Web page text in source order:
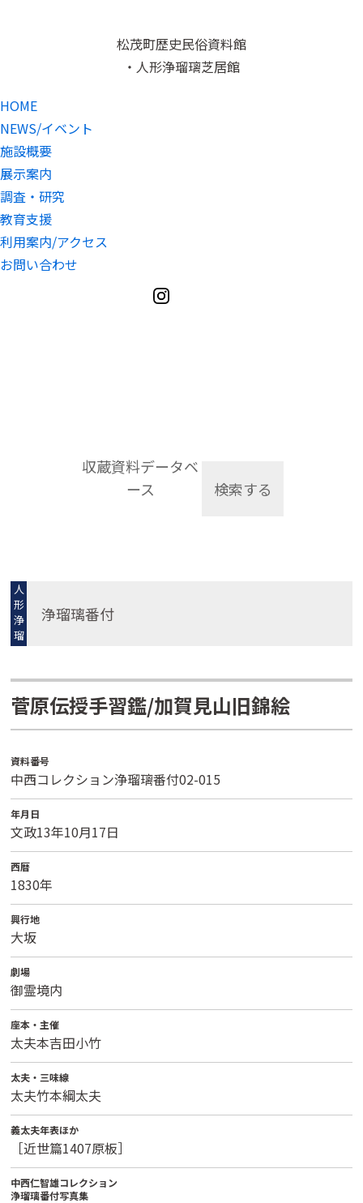
松茂町歴史民俗資料館
・人形浄瑠璃芝居館
HOME
NEWS/イベント
施設概要
展示案内
調査・研究
教育支援
利用案内/アクセス
お問い合わせ
収蔵資料データベ
ース
検索する
人
形
浄
瑠
璃
浄瑠璃番付
菅原伝授手習鑑/加賀見山旧錦絵
資料番号
中西コレクション浄瑠璃番付02-015
年月日
文政13年10月17日
西暦
1830年
興行地
大坂
劇場
御霊境内
座本・主催
太夫本吉田小竹
太夫・三味線
太夫竹本綱太夫
義太夫年表ほか
［近世篇1407原板］
中西仁智雄コレクション
浄瑠璃番付写真集